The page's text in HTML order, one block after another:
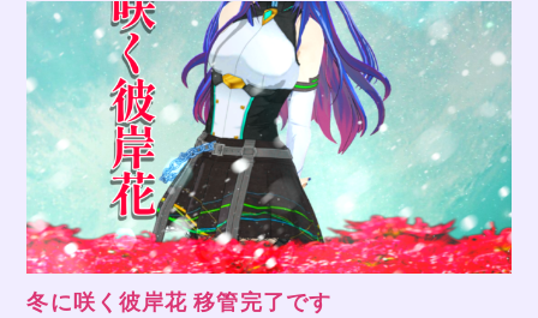
冬に咲く彼岸花 移管完了です